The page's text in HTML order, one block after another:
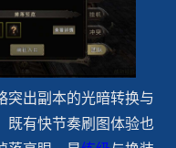
突出副本的光暗转换与
既有快节奏刷图体验也